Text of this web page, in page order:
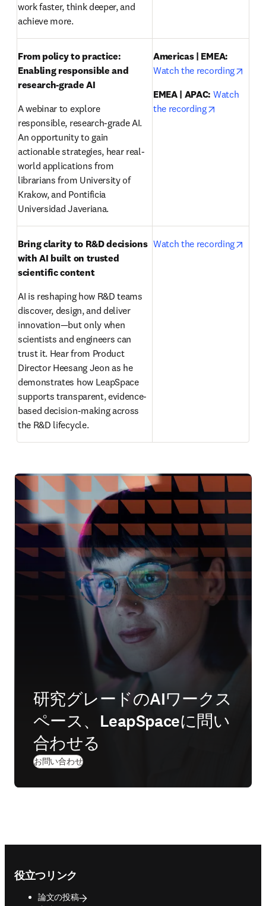
work faster, think deeper, and
achieve more.
From policy to practice:
Enabling responsible and
research-grade AI
A webinar to explore
responsible, research-grade AI.
An opportunity to gain
actionable strategies, hear real-
world applications from
librarians from University of
Krakow, and Pontificia
Universidad Javeriana.
Americas | EMEA:
Watch the recording
EMEA | APAC: Watch
the recording
Bring clarity to R&D decisions
with AI built on trusted
scientific content
AI is reshaping how R&D teams
discover, design, and deliver
innovation—but only when
scientists and engineers can
trust it. Hear from Product
Director Heesang Jeon as he
demonstrates how LeapSpace
supports transparent, evidence-
based decision-making across
the R&D lifecycle.
Watch the recording
研究グレードのAIワークス
ペース、LeapSpaceに問い
合わせる
お問い合わせ
役立つリンク
論文の投稿